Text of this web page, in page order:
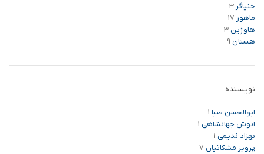
خنیاگر 3
ماهور 17
هاوژین 3
هستان 9
نویسنده
ابوالحسن صبا 1
انوش جهانشاهی 1
بهزاد ندیمی 1
پرویز مشکاتیان 7